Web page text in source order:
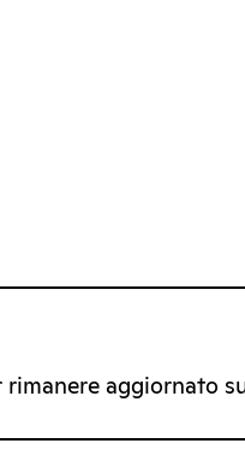
rimanere aggiornato